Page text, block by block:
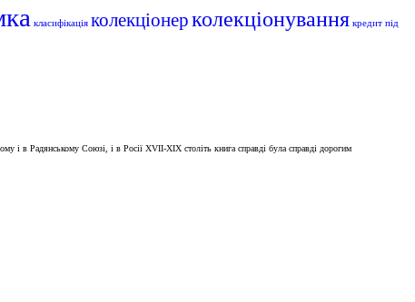
класифікація колекціонерколекціонування кредит під
і в Радянському Союзі, і в Росії XVII-XIX століть книга справді була справді дорогим